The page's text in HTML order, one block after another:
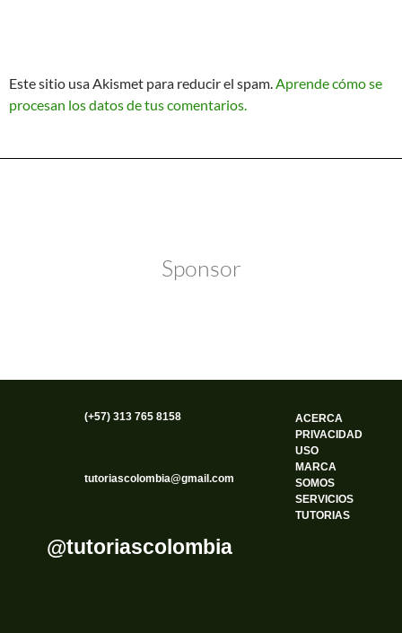
Este sitio usa Akismet para reducir el spam.Aprende cómo se
procesan los datos de tus comentarios.
Sponsor
(+57) 313 765 8158
tutoriascolombia@gmail.com
@tutoriascolombia
ACERCA
PRIVACIDAD
USO
MARCA
SOMOS
SERVICIOS
TUTORIAS